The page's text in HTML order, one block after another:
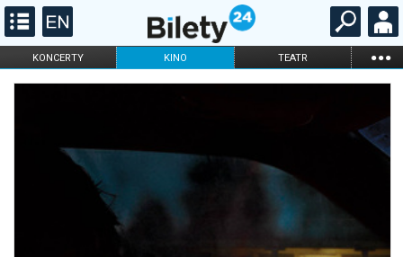
KONCERTY KINO TEATR ...
FILHARMONIA OPERA I BALET